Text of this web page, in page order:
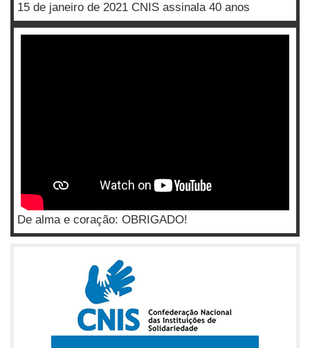
15 de janeiro de 2021 CNIS assinala 40 anos
De alma e coração: OBRIGADO!